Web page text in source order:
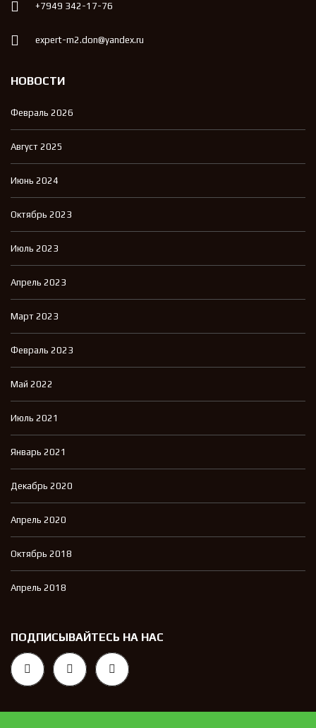
+7949 342-17-76
expert-m2.don@yandex.ru
НОВОСТИ
Февраль 2026
Август 2025
Июнь 2024
Октябрь 2023
Июль 2023
Апрель 2023
Март 2023
Февраль 2023
Май 2022
Июль 2021
Январь 2021
Декабрь 2020
Апрель 2020
Октябрь 2018
Апрель 2018
ПОДПИСЫВАЙТЕСЬ НА НАС